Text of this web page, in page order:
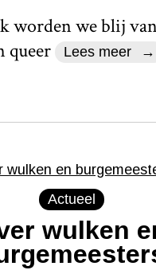
worden we blij
queer
Lees meer
Actueel
wulken